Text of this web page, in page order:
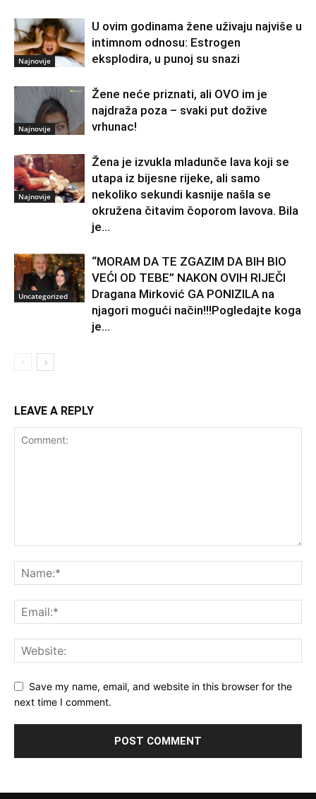
Najnovije
U ovim godinama žene uživaju najviše u
intimnom odnosu: Estrogen
eksplodira, u punoj su snazi
Najnovije
Žene neće priznati, ali OVO im je
najdraža poza – svaki put dožive
vrhunac!
Najnovije
Žena je izvukla mladunče lava koji se
utapa iz bijesne rijeke, ali samo
nekoliko sekundi kasnije našla se
okružena čitavim čoporom lavova. Bila
je...
Uncategorized
“MORAM DA TE ZGAZIM DA BIH BIO
VEĆI OD TEBE” NAKON OVIH RIJEČI
Dragana Mirković GA PONIZILA na
njagori mogući način!!!Pogledajte koga
je...
LEAVE A REPLY
Save my name, email, and website in this browser for the
next time I comment.